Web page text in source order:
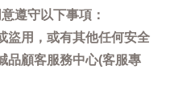
遵守以下事項：
盜用，或有其他任何安全
品顧客服務中心(客服專